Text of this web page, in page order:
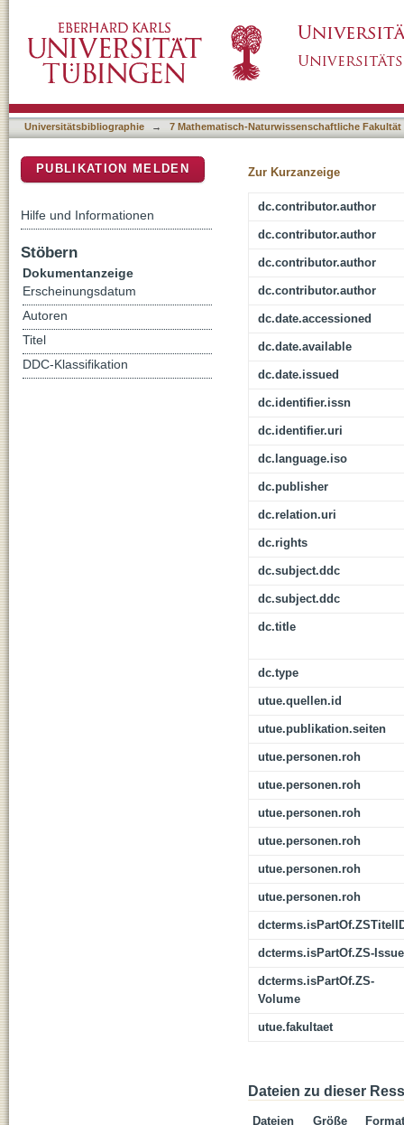
abiotic and biotic processes
Universitätsbibliographie → 7 Mathematisch-Naturwissenschaftliche Fakultät
Zur Kurzanzeige
dc.contributor.author
dc.contributor.author
dc.contributor.author
dc.contributor.author
dc.date.accessioned
dc.date.available
dc.date.issued
dc.identifier.issn
dc.identifier.uri
dc.language.iso
dc.publisher
dc.relation.uri
dc.rights
dc.subject.ddc
dc.subject.ddc
dc.title
dc.type
utue.quellen.id
utue.publikation.seiten
utue.personen.roh
utue.personen.roh
utue.personen.roh
utue.personen.roh
utue.personen.roh
utue.personen.roh
dcterms.isPartOf.ZS-Issue
dcterms.isPartOf.ZS-
Volume
utue.fakultaet
Dateien zu dieser
Dateien Größe
Format
PUBLIKATION MELDEN
Hilfe und Informationen
Stöbern
Dokumentanzeige
Erscheinungsdatum
Autoren
Titel
DDC-Klassifikation